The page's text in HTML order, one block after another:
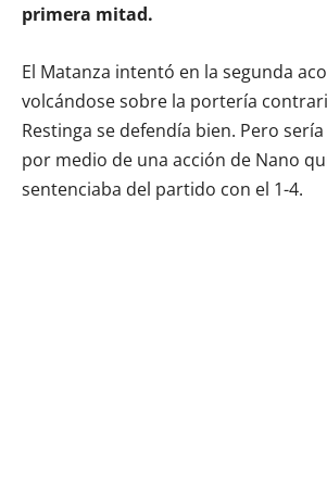
primera mitad.
El Matanza intentó en la segunda
volcándose sobre la portería
Restinga se defendía bien. Pero
por medio de una acción de Nano
sentenciaba del partido con el 1-4.